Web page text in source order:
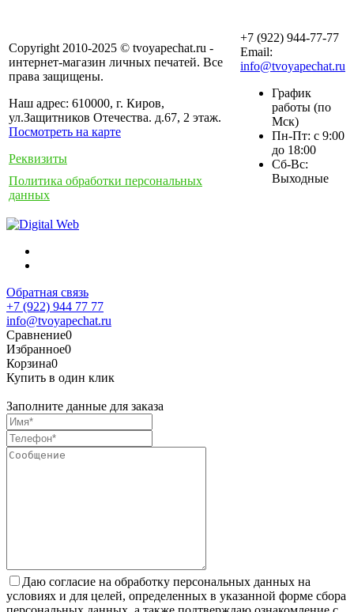
Copyright 2010-2025 © tvoyapechat.ru -
интернет-магазин личных печатей. Все
права защищены.
Наш адрес: 610000, г. Киров,
ул.Защитников Отечества. д.67, 2 этаж.
Посмотреть на карте
Реквизиты
Политика обработки персональных
данных
+7 (922) 944-77-77
Email:
info@tvoyapechat.ru
График
работы (по
Мск)
Пн-Пт: с 9:00
до 18:00
Сб-Вс:
Выходные
Обратная связь
+7 (922) 944 77 77
info@tvoyapechat.ru
Сравнение0
Избранное0
Корзина0
Купить в один клик
Заполните данные для заказа
Даю согласие на обработку персональных данных на
условиях и для целей, определенных в указанной форме сбора